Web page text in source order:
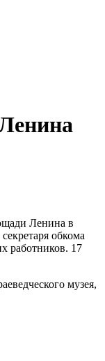
Ленина в
обкома
работников. 17
музея,